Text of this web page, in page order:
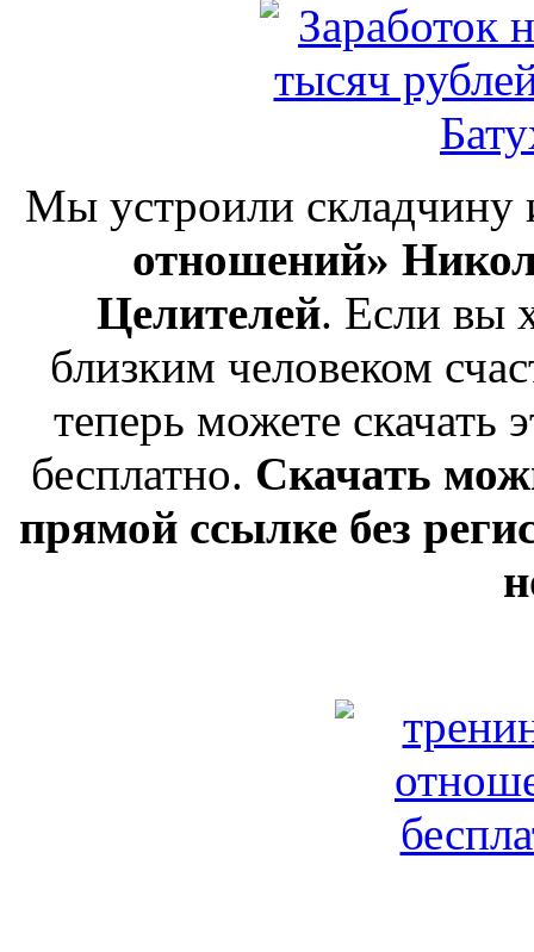
Мы устроили складчину
отношений»
Целителей. Если вы
близким человеком
теперь можете скачать
бесплатно. Скачать
прямой ссылке без